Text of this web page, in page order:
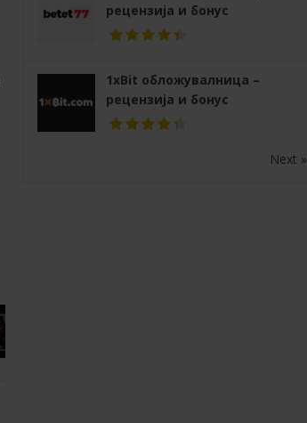
рецензија и бонус
1xBit обложувалница –
рецензија и бонус
Next »